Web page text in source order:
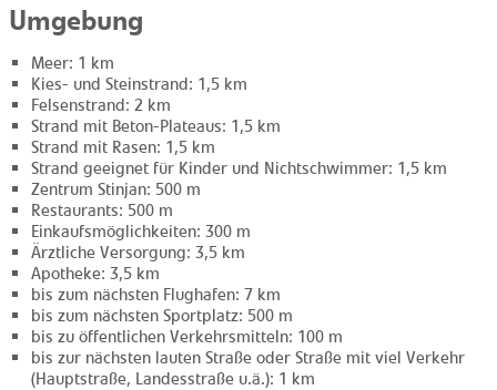
Umgebung
Meer: 1 km
Kies- und Steinstrand: 1,5 km
Felsenstrand: 2 km
Strand mit Beton-Plateaus: 1,5 km
Strand mit Rasen: 1,5 km
Strand geeignet für Kinder und Nichtschwimmer: 1,5 km
Zentrum Stinjan: 500 m
Restaurants: 500 m
Einkaufsmöglichkeiten: 300 m
Ärztliche Versorgung: 3,5 km
Apotheke: 3,5 km
bis zum nächsten Flughafen: 7 km
bis zum nächsten Sportplatz: 500 m
bis zu öffentlichen Verkehrsmitteln: 100 m
bis zur nächsten lauten Straße oder Straße mit viel Verkehr
(Hauptstraße, Landesstraße u.ä.): 1 km